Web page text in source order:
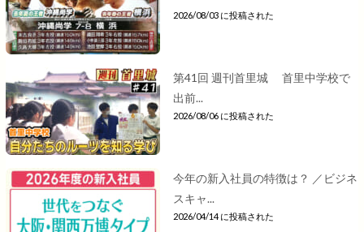
2026/08/03 に投稿された
第41回 週刊首里城 首里中学校で
出前...
2026/08/06 に投稿された
今年の新入社員の特徴は？ ／ビジネ
スキャ...
2026/04/14 に投稿された